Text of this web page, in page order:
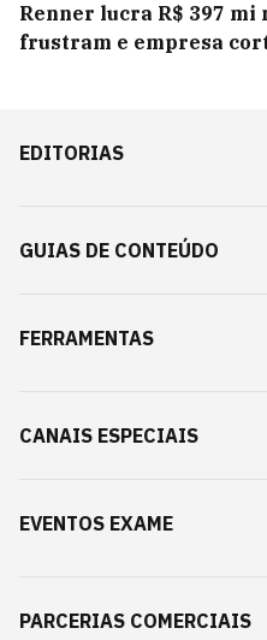
Renner lucra R$ 397 mi
frustram e empresa
EDITORIAS
GUIAS DE CONTEÚDO
FERRAMENTAS
CANAIS ESPECIAIS
EVENTOS EXAME
PARCERIAS COMERCIAIS